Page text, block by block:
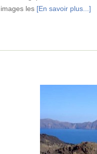
images les [En savoir plus...]